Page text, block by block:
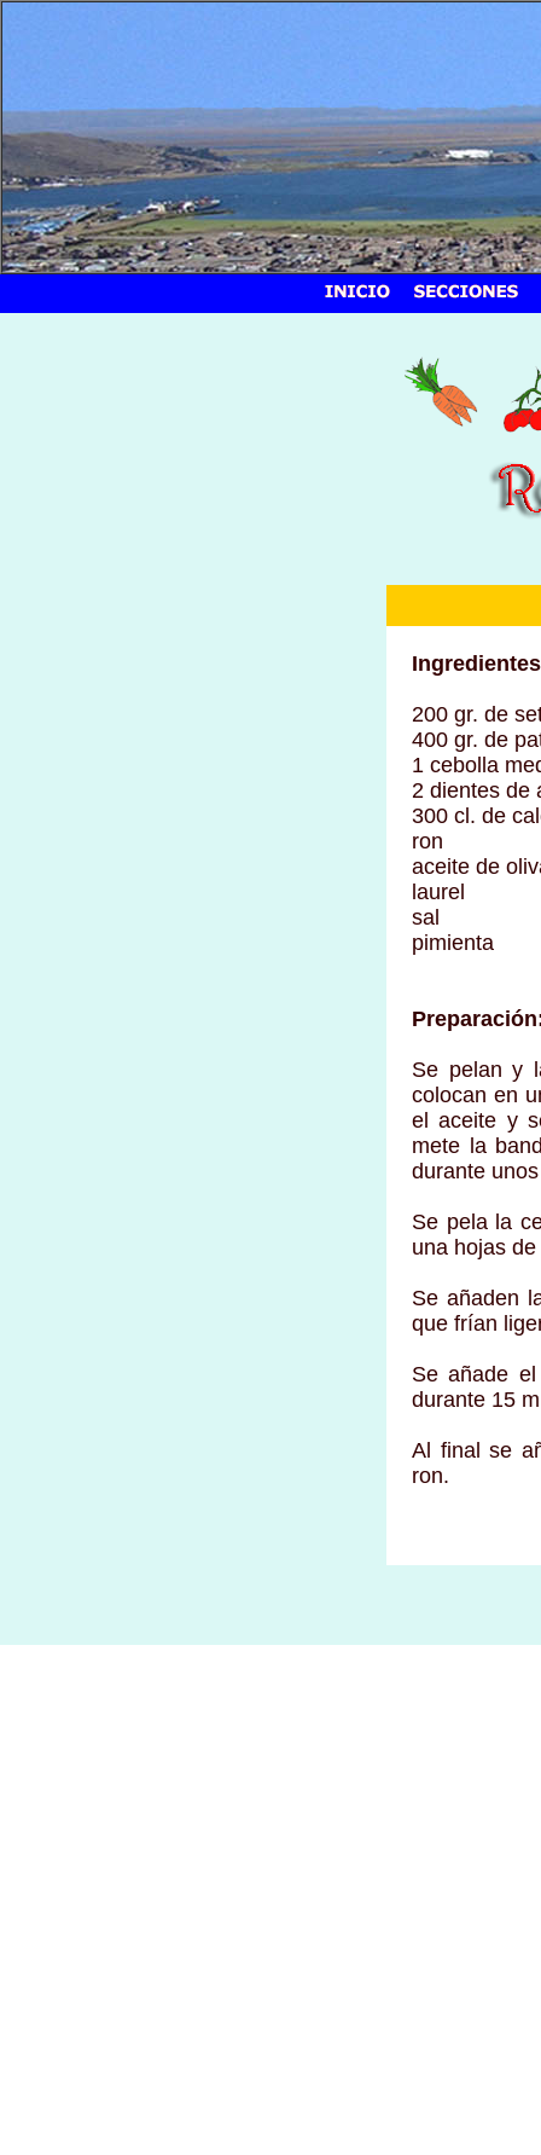
200 gr. de
400 gr. de
1 cebolla
2 dientes de
300 cl. de
ron
aceite de
laurel
sal
pimienta
Se pelan y
colocan en
el aceite y
mete la
durante
Se pela la
una hojas
Se añaden
que frían
Se añade
durante 15
Al final se
ron.